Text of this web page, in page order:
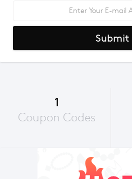
Submit
1
Coupon Codes